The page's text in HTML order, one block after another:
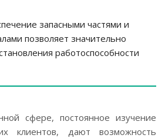
запасными частями и
позволяет значительно
работоспособности
сфере, постоянное изучение
клиентов, дают возможность